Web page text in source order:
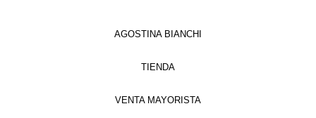
AGOSTINA BIANCHI
TIENDA
VENTA MAYORISTA